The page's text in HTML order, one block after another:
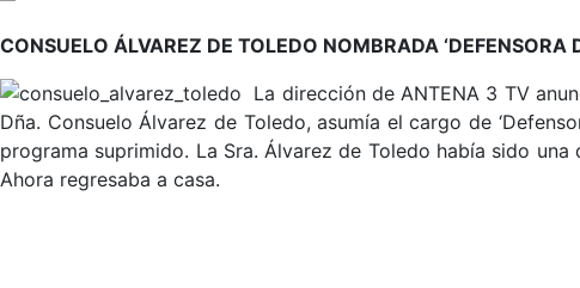
CONSUELO ÁLVAREZ DE TOLEDO NOMBRADA ‘DEFENSORA
La dirección de ANTENA 3 TV
Dña. Consuelo Álvarez de Toledo, asumía el cargo de
programa suprimido. La Sra. Álvarez de Toledo había sido
Ahora regresaba a casa.